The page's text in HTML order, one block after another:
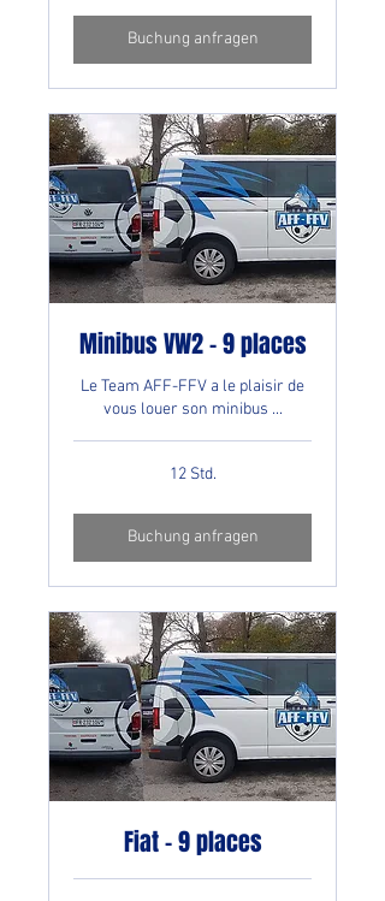
Buchung anfragen
Minibus VW2 - 9 places
Le Team AFF-FFV a le plaisir de
vous louer son minibus ...
12 Std.
Buchung anfragen
Fiat - 9 places